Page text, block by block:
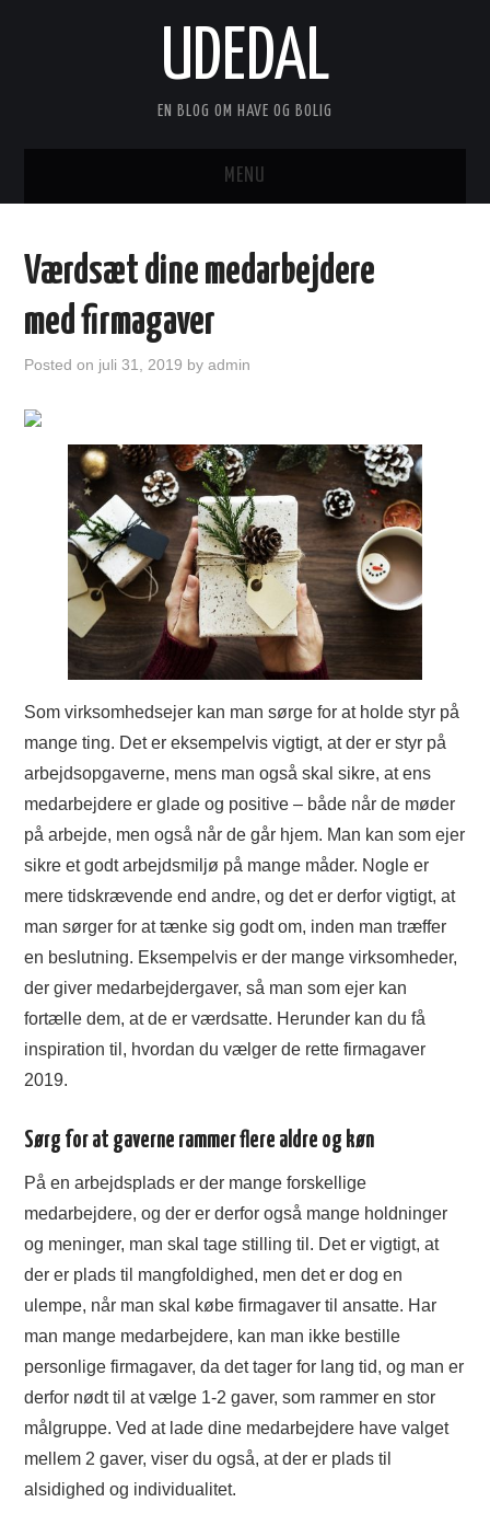
UDEDAL
EN BLOG OM HAVE OG BOLIG
MENU
ANNONCERING
Værdsæt dine medarbejdere
med firmagaver
Posted on juli 31, 2019 byadmin
Som virksomhedsejer kan man sørge for at holde styr på
mange ting. Det er eksempelvis vigtigt, at der er styr på
arbejdsopgaverne, mens man også skal sikre, at ens
medarbejdere er glade og positive – både når de møder
på arbejde, men også når de går hjem. Man kan som ejer
sikre et godt arbejdsmiljø på mange måder. Nogle er
mere tidskrævende end andre, og det er derfor vigtigt, at
man sørger for at tænke sig godt om, inden man træffer
en beslutning. Eksempelvis er der mange virksomheder,
der giver medarbejdergaver, så man som ejer kan
fortælle dem, at de er værdsatte. Herunder kan du få
inspiration til, hvordan du vælger de rette firmagaver
2019.
Sørg for at gaverne rammer flere aldre og køn
På en arbejdsplads er der mange forskellige
medarbejdere, og der er derfor også mange holdninger
og meninger, man skal tage stilling til. Det er vigtigt, at
der er plads til mangfoldighed, men det er dog en
ulempe, når man skal købe firmagaver til ansatte. Har
man mange medarbejdere, kan man ikke bestille
personlige firmagaver, da det tager for lang tid, og man er
derfor nødt til at vælge 1-2 gaver, som rammer en stor
målgruppe. Ved at lade dine medarbejdere have valget
mellem 2 gaver, viser du også, at der er plads til
alsidighed og individualitet.